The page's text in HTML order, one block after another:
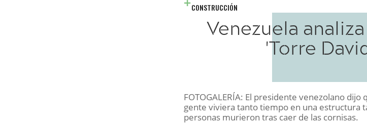
CONSTRUCCIÓN
Venezuela
'Torre
FOTOGALERÍA: El presidente venezolano
gente viviera tanto tiempo en una estructura
personas murieron tras caer de las cornisas.